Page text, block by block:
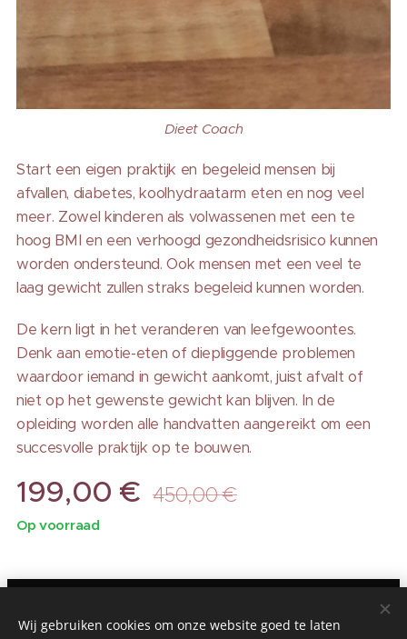
Dieet Coach
Start een eigen praktijk en begeleid mensen bij
afvallen, diabetes, koolhydraatarm eten en nog veel
meer. Zowel kinderen als volwassenen met een te
hoog BMI en een verhoogd gezondheidsrisico kunnen
worden ondersteund. Ook mensen met een veel te
laag gewicht zullen straks begeleid kunnen worden.
De kern ligt in het veranderen van leefgewoontes.
Denk aan emotie-eten of diepliggende problemen
waardoor iemand in gewicht aankomt, juist afvalt of
niet op het gewenste gewicht kan blijven. In de
opleiding worden alle handvatten aangereikt om een
succesvolle praktijk op te bouwen.
199,00 € 450,00€
Op voorraad
België/ Amsterdam, Groningen, Utrecht /Contact E-mail:
Wij gebruiken cookies om onze website goed te laten